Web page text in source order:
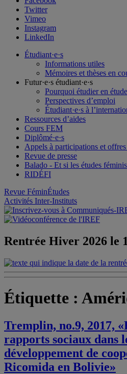
Twitter
Vimeo
Instagram
LinkedIn
Étudiant·e·s
Informations utiles
Mémoires et thèses en
Futur·e·s étudiant·e·s
Pourquoi étudier en
Perspectives d’emploi
Étudiant·e·s à
Ressources d’aides
Cours FEM
Diplômé·e·s
Appels à participations et
Revue de presse
Balado - Et si les études
RIDÉFI
Revue FéminÉtudes
Activités Inter-Instituts
Rentrée Hiver 2026 le
Étiquette :
Tremplin, no.9, 2017,
rapports sociaux dans
développement de
Ricomida en Bolivie»